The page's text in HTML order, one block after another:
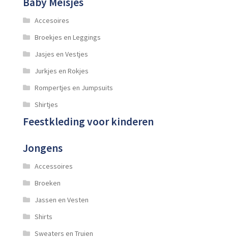
Accesoires
Broekjes en Leggings
Jasjes en Vestjes
Jurkjes en Rokjes
Rompertjes en Jumpsuits
Shirtjes
Feestkleding voor kinderen
Jongens
Accessoires
Broeken
Jassen en Vesten
Shirts
Sweaters en Truien